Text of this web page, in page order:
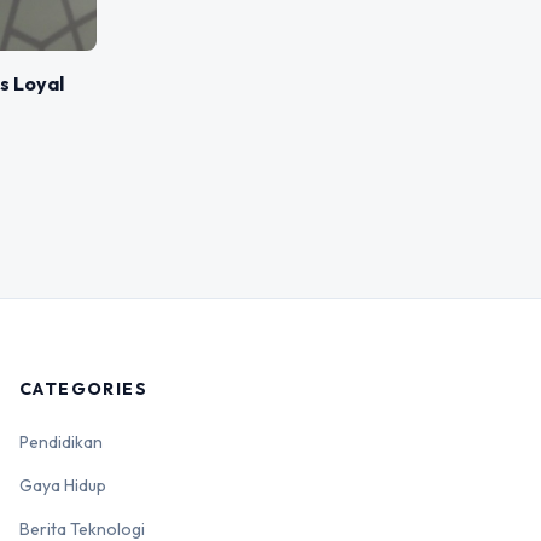
Loyal
CATEGORIES
Pendidikan
Gaya Hidup
Berita Teknologi